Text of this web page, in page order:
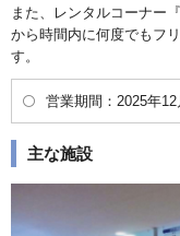
また、レンタルコーナー
から時間内に何度でもフ
す。
営業期間：2025年
主な施設